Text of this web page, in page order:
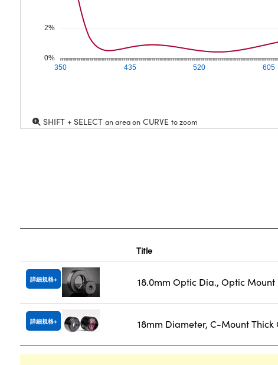
350 435 520 605
0%
2%
SHIFT + SELECT an area onCURVE to zoom
Title
詳細規格 18.0mm Optic Dia., Optic Mount
詳細規格 18mm Diameter, C-Mount